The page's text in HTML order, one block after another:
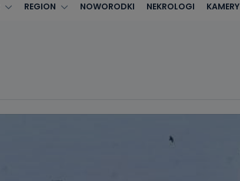
REGION NOWORODKI NEKROLOGI KAMERY